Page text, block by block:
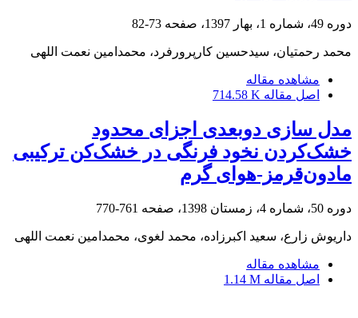
دوره 49، شماره 1، بهار 1397، صفحه 73-82
محمد رحمتیان، سیدحسین کارپرورفرد، محمدامین نعمت اللهی
مشاهده مقاله
اصل مقاله 714.58 K
مدل سازی دوبعدی اجزای محدود
خشک‌کردن نخود فرنگی در خشک‌کن ترکیبی
مادون‌قرمز-هوای گرم
دوره 50، شماره 4، زمستان 1398، صفحه 761-770
داریوش زارع، سعید اکبرزاده، محمد لغوی، محمدامین نعمت اللهی
مشاهده مقاله
اصل مقاله 1.14 M